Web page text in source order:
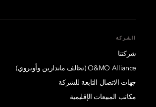
الشركة
شركتنا
O&MO Alliance (تحالف ماندارين وأوبروي)
جهات الاتصال التابعة للشركة
مكاتب المبيعات الإقليمية